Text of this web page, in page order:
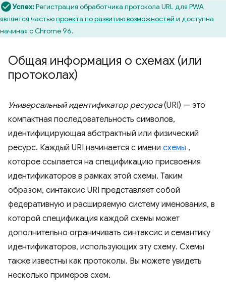
Успех:Регистрация обработчика протокола URL для PWA
является частьюпроекта по развитию возможностей и доступна
начиная с Chrome 96.
Общая информация о схемах (или
протоколах)
Универсальный идентификатор ресурса(URI) — это
компактная последовательность символов,
идентифицирующая абстрактный или физический
ресурс. Каждый URI начинается с имени схемы ,
которое ссылается на спецификацию присвоения
идентификаторов в рамках этой схемы. Таким
образом, синтаксис URI представляет собой
федеративную и расширяемую систему именования, в
которой спецификация каждой схемы может
дополнительно ограничивать синтаксис и семантику
идентификаторов, использующих эту схему. Схемы
также известны как протоколы. Вы можете увидеть
несколько примеров схем.